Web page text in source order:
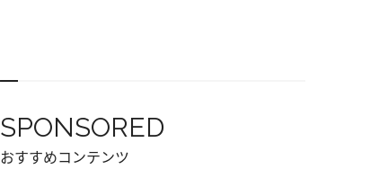
SPONSORED
おすすめコンテンツ